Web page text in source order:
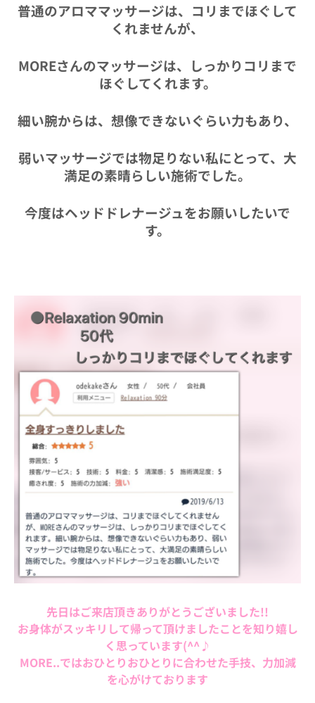
普通のアロママッサージは、コリまでほぐして
くれませんが、
MOREさんのマッサージは、しっかりコリまで
ほぐしてくれます。
細い腕からは、想像できないぐらい力もあり、
弱いマッサージでは物足りない私にとって、大
満足の素晴らしい施術でした。
今度はヘッドドレナージュをお願いしたいで
す。
先日はご来店頂きありがとうございました!!
お身体がスッキリして帰って頂けましたことを知り嬉し
く思っています(^^♪
MORE..ではおひとりおひとりに合わせた手技、力加減
を心がけております